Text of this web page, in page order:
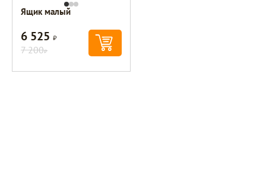
Ящик малый
6 525Р
7 200Р